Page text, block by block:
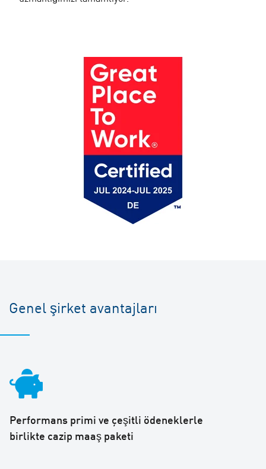
Genel şirket avantajları
Performans primi ve çeşitli ödeneklerle
birlikte cazip maaş paketi